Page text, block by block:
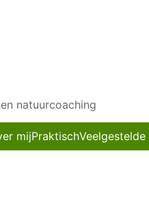
natuurcoaching
mijPraktischVeelgestelde